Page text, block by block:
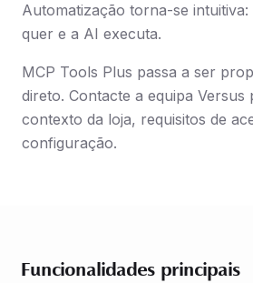
Automatização torna-se
quer e a AI executa.
MCP Tools Plus passa a ser
direto. Contacte a equipa Versus
contexto da loja, requisitos de
configuração.
Funcionalidades principais